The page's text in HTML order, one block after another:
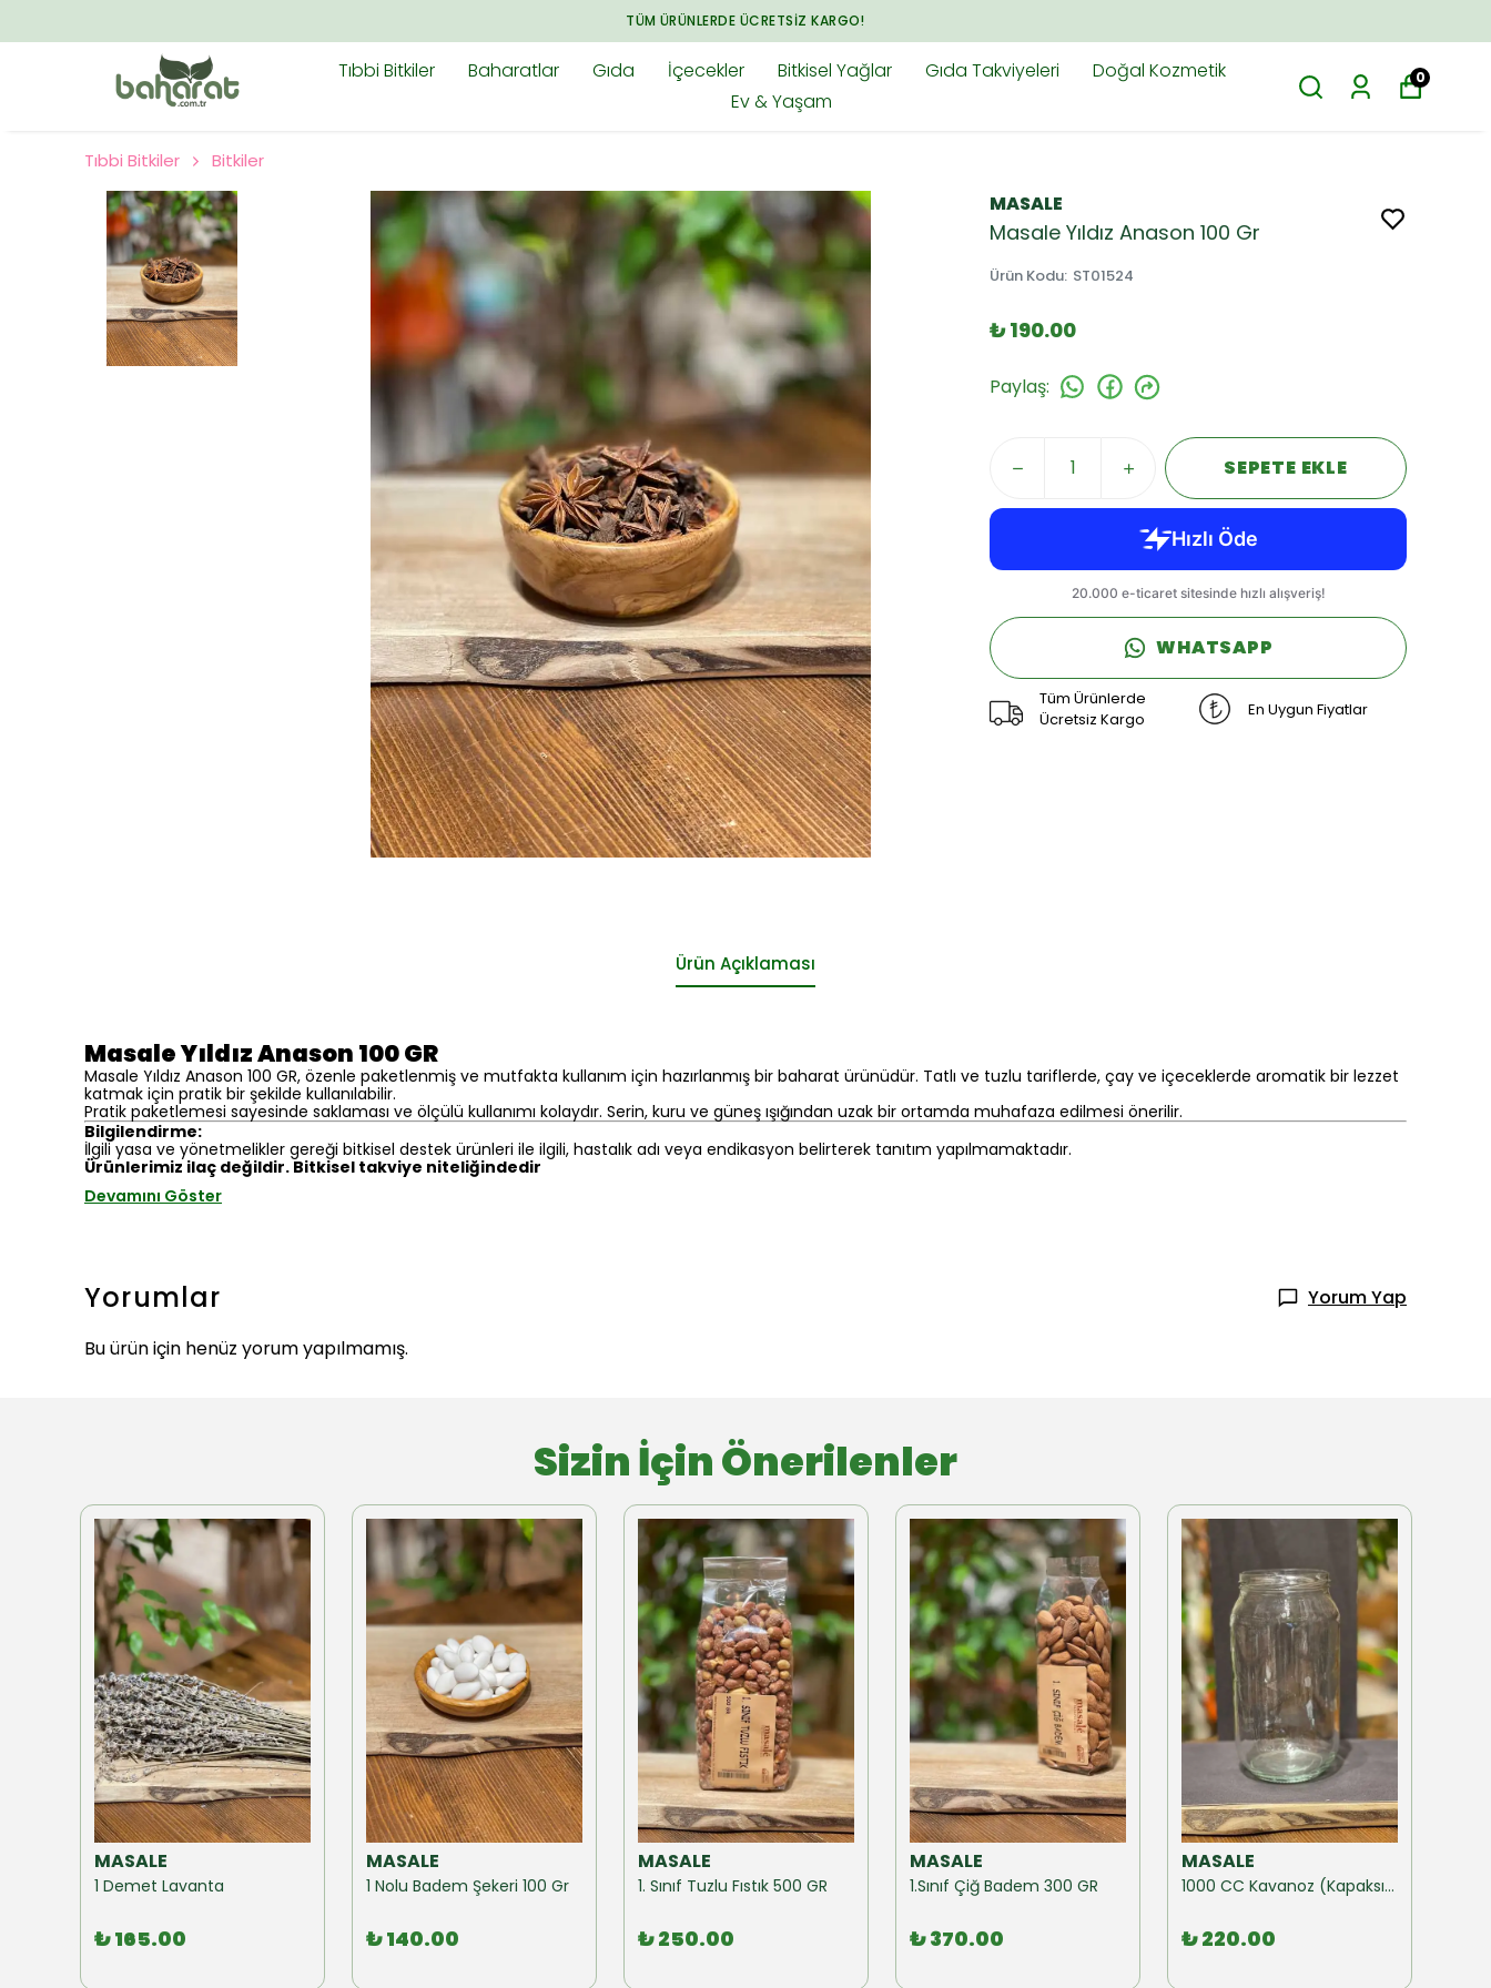
TÜM ÜRÜNLERDE ÜCRETSIZ KARGO!
Tıbbi Bitkiler Baharatlar Gıda İçecekler Bitkisel Yağlar Gıda Takviyeleri
Doğal Kozmetik
Ev & Yaşam
0
Tıbbi Bitkiler Bitkiler
MASALE
Masale Yıldız Anason 100 Gr
Ürün Kodu: ST01524
₺ 190.00
Paylaş:
SEPETE EKLE
WHATSAPP
Tüm Ürünlerde
Ücretsiz Kargo
En Uygun Fiyatlar
Ürün Açıklaması
Masale Yıldız Anason 100 GR
Masale Yıldız Anason 100 GR, özenle paketlenmiş ve mutfakta kullanım için hazırlanmış bir baharat ürünüdür. Tatlı ve tuzlu tariflerde, çay ve içeceklerde aromatik bir lezzet
katmak için pratik bir şekilde kullanılabilir.
Pratik paketlemesi sayesinde saklaması ve ölçülü kullanımı kolaydır. Serin, kuru ve güneş ışığından uzak bir ortamda muhafaza edilmesi önerilir.
Bilgilendirme:
İlgili yasa ve yönetmelikler gereği bitkisel destek ürünleri ile ilgili, hastalık adı veya endikasyon belirterek tanıtım yapılmamaktadır.
Ürünlerimiz ilaç değildir. Bitkisel takviye niteliğindedir
Devamını Göster
Yorumlar
Yorum Yap
Bu ürün için henüz yorum yapılmamış.
Sizin İçin Önerilenler
MASALE
1 Demet Lavanta
₺ 165.00
MASALE
1 Nolu Badem Şekeri 100 Gr
₺ 140.00
MASALE
1. Sınıf Tuzlu Fıstık 500 GR
₺ 250.00
MASALE
1.Sınıf Çiğ Badem 300 GR
₺ 370.00
MASALE
1000 CC Kavanoz (Kapaksız) 10 Adet
₺ 220.00